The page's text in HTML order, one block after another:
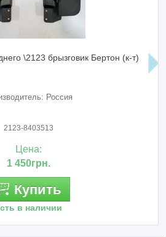
\2123 брызговик Бертон (к-т)
Россия
2123-8403513
Цена:
1 450грн.
Купить
в наличии